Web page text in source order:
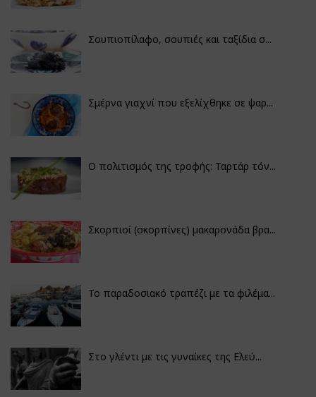
Σουπιοπίλαφο, σουπιές και ταξίδια σ...
Σμέρνα γιαχνί που εξελίχθηκε σε ψαρ...
Ο πολιτισμός της τροφής: Ταρτάρ τόν...
Σκορπιοί (σκορπίνες) μακαρονάδα βρα...
Το παραδοσιακό τραπέζι με τα φιλέμα...
Στο γλέντι με τις γυναίκες της Ελεύ...